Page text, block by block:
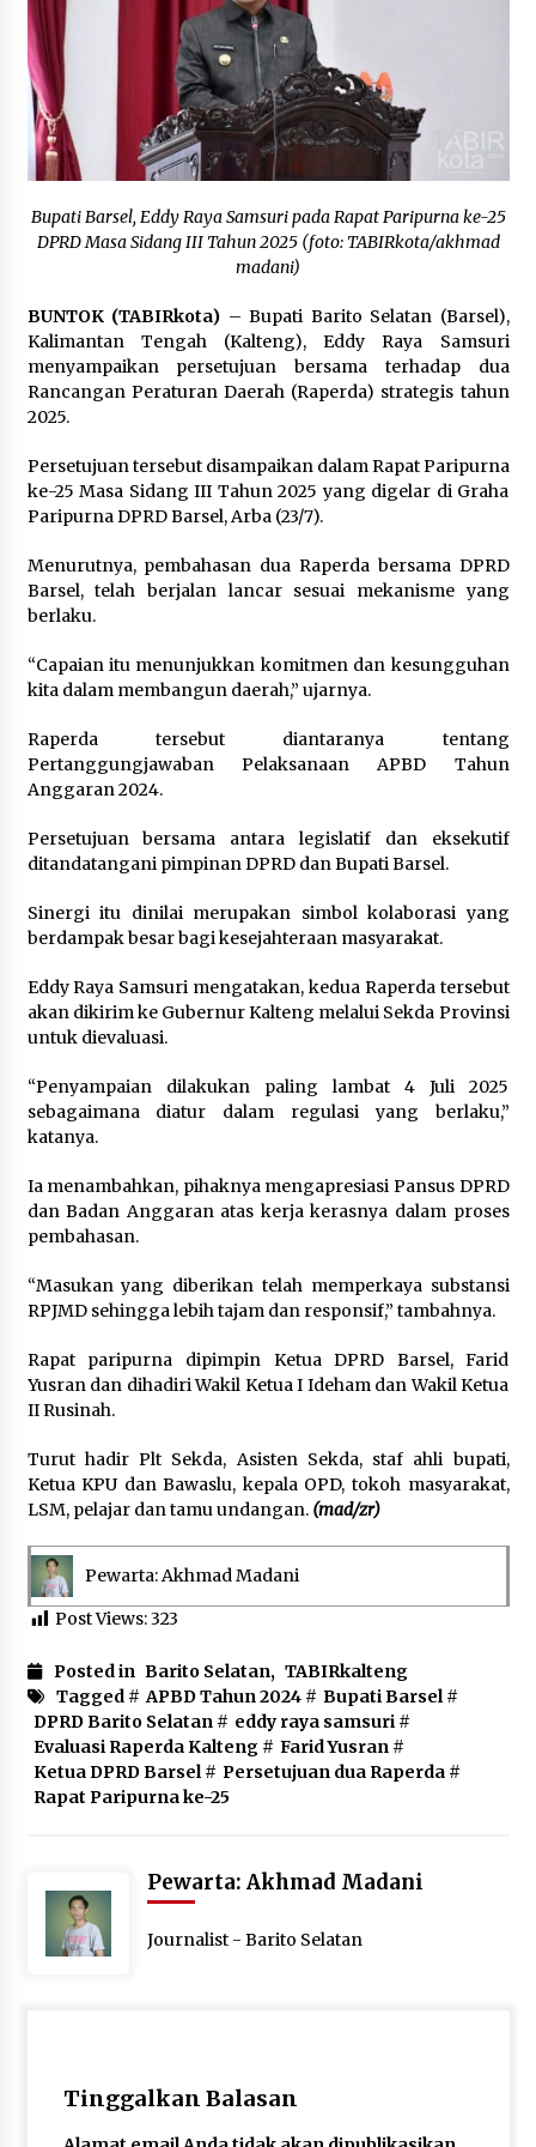
Kejaksaan, Ada Apa?
Agustus 4, 2026
Dana Transfer Pusat Berkurang, Pemkab
Balangan Pastikan Enam Prioritas
Pembangunan Tetap Berjalan
Agustus 4, 2026
Bupati Barsel, Eddy Raya Samsuri pada Rapat Paripurna ke-25
DPRD Masa Sidang III Tahun 2025 (foto: TABIRkota/akhmad
madani)
BUNTOK (TABIRkota) – Bupati Barito Selatan (Barsel),
Kalimantan Tengah (Kalteng), Eddy Raya Samsuri
menyampaikan persetujuan bersama terhadap dua
Rancangan Peraturan Daerah (Raperda) strategis tahun
2025.
Persetujuan tersebut disampaikan dalam Rapat Paripurna
ke-25 Masa Sidang III Tahun 2025 yang digelar di Graha
Paripurna DPRD Barsel, Arba (23/7).
Menurutnya, pembahasan dua Raperda bersama DPRD
Barsel, telah berjalan lancar sesuai mekanisme yang
berlaku.
“Capaian itu menunjukkan komitmen dan kesungguhan
kita dalam membangun daerah,” ujarnya.
Raperda tersebut diantaranya tentang
Pertanggungjawaban Pelaksanaan APBD Tahun
Anggaran 2024.
Persetujuan bersama antara legislatif dan eksekutif
ditandatangani pimpinan DPRD dan Bupati Barsel.
Sinergi itu dinilai merupakan simbol kolaborasi yang
berdampak besar bagi kesejahteraan masyarakat.
Eddy Raya Samsuri mengatakan, kedua Raperda tersebut
akan dikirim ke Gubernur Kalteng melalui Sekda Provinsi
untuk dievaluasi.
“Penyampaian dilakukan paling lambat 4 Juli 2025
sebagaimana diatur dalam regulasi yang berlaku,”
katanya.
Ia menambahkan, pihaknya mengapresiasi Pansus DPRD
dan Badan Anggaran atas kerja kerasnya dalam proses
pembahasan.
“Masukan yang diberikan telah memperkaya substansi
RPJMD sehingga lebih tajam dan responsif,” tambahnya.
Rapat paripurna dipimpin Ketua DPRD Barsel, Farid
Yusran dan dihadiri Wakil Ketua I Ideham dan Wakil Ketua
II Rusinah.
Turut hadir Plt Sekda, Asisten Sekda, staf ahli bupati,
Ketua KPU dan Bawaslu, kepala OPD, tokoh masyarakat,
LSM, pelajar dan tamu undangan. (mad/zr)
Pewarta: Akhmad Madani
Post Views:323
Posted in Barito Selatan, TABIRkalteng
Tagged # APBD Tahun 2024# Bupati Barsel#
DPRD Barito Selatan # eddy raya samsuri#
Evaluasi Raperda Kalteng# Farid Yusran #
Ketua DPRD Barsel# Persetujuan dua Raperda#
Rapat Paripurna ke-25
Pewarta: Akhmad Madani
Journalist - Barito Selatan
Tinggalkan Balasan